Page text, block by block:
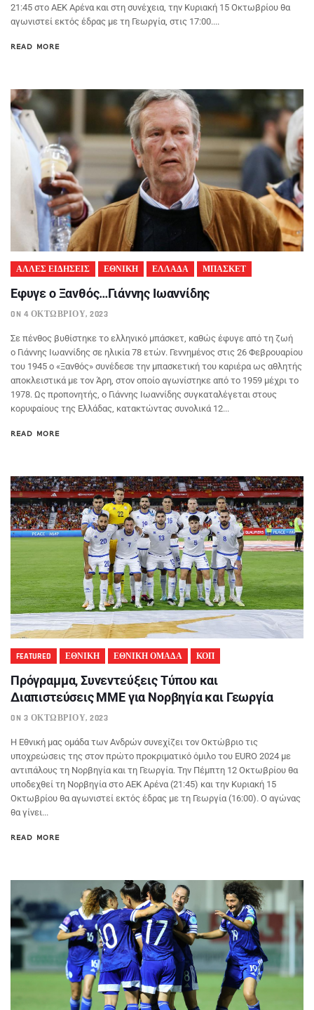
21:45 στο ΑΕΚ Αρένα και στη συνέχεια, την Κυριακή 15 Οκτωβρίου θα
αγωνιστεί εκτός έδρας με τη Γεωργία, στις 17:00....
READ MORE
ΑΛΛΕΣ ΕΙΔΗΣΕΙΣ ΕΘΝΙΚΗ ΕΛΛΑΔΑ ΜΠΑΣΚΕΤ
Εφυγε ο Ξανθός…Γιάννης Ιωαννίδης
ON 4 ΟΚΤΩΒΡΊΟΥ, 2023
Σε πένθος βυθίστηκε το ελληνικό μπάσκετ, καθώς έφυγε από τη ζωή
ο Γιάννης Ιωαννίδης σε ηλικία 78 ετών. Γεννημένος στις 26 Φεβρουαρίου
του 1945 ο «Ξανθός» συνέδεσε την μπασκετική του καριέρα ως αθλητής
αποκλειστικά με τον Άρη, στον οποίο αγωνίστηκε από το 1959 μέχρι το
1978. Ως προπονητής, ο Γιάννης Ιωαννίδης συγκαταλέγεται στους
κορυφαίους της Ελλάδας, κατακτώντας συνολικά 12...
READ MORE
FEATURED ΕΘΝΙΚΗ ΕΘΝΙΚΗ ΟΜΑΔΑ ΚΟΠ
Πρόγραμμα, Συνεντεύξεις Τύπου και
Διαπιστεύσεις ΜΜΕ για Νορβηγία και Γεωργία
ON 3 ΟΚΤΩΒΡΊΟΥ, 2023
Η Εθνική μας ομάδα των Ανδρών συνεχίζει τον Οκτώβριο τις
υποχρεώσεις της στον πρώτο προκριματικό όμιλο του EURO 2024 με
αντιπάλους τη Νορβηγία και τη Γεωργία. Την Πέμπτη 12 Οκτωβρίου θα
υποδεχθεί τη Νορβηγία στο ΑΕΚ Αρένα (21:45) και την Κυριακή 15
Οκτωβρίου θα αγωνιστεί εκτός έδρας με τη Γεωργία (16:00). Ο αγώνας
θα γίνει...
READ MORE